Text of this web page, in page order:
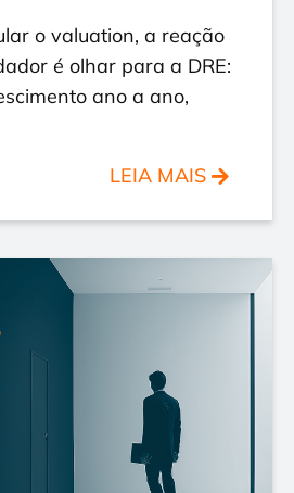
o valuation, a reação
é olhar para a DRE:
ano a ano,
LEIA MAIS